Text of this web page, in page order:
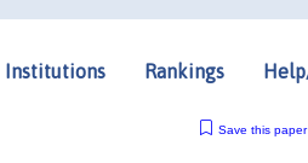
Institutions Rankings
Save this paper